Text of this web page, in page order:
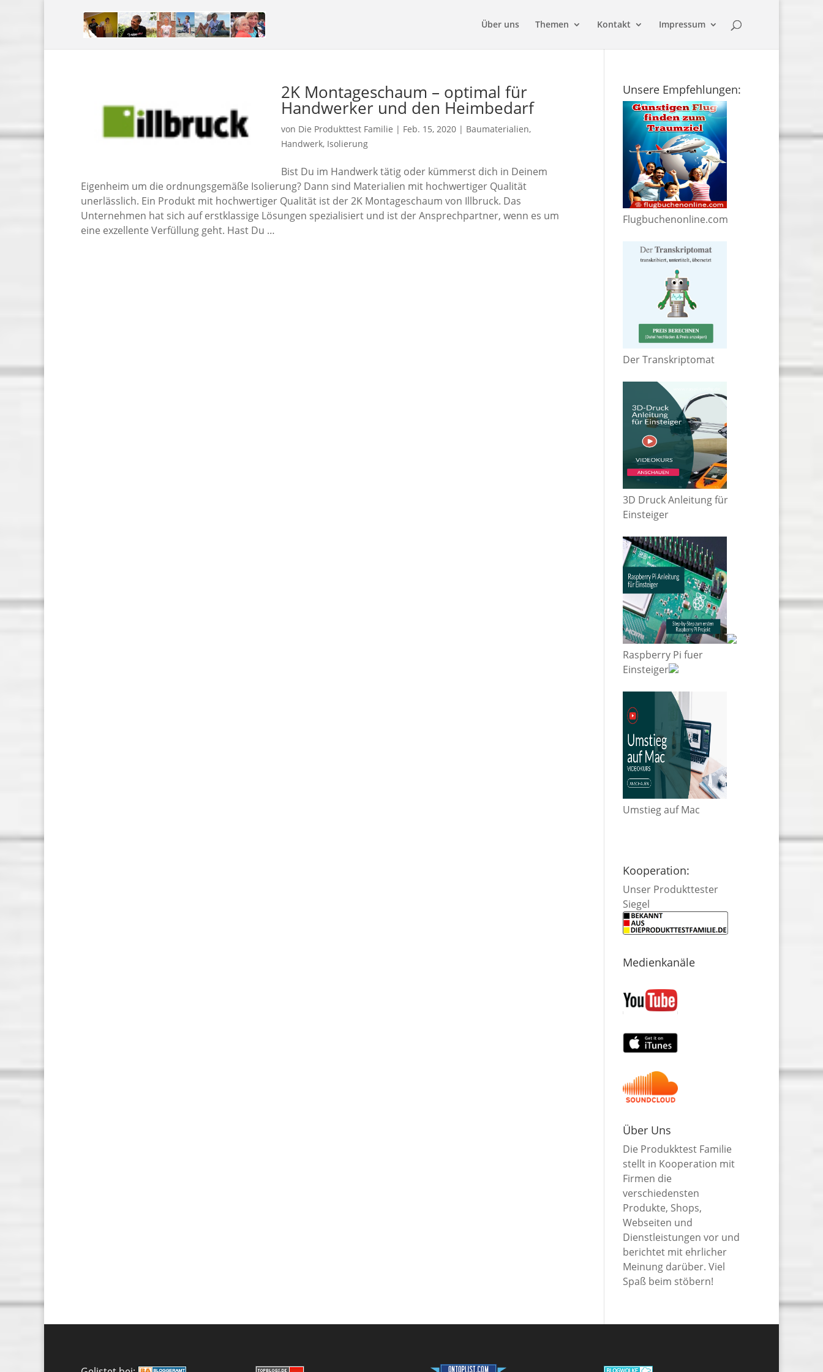
Über uns Themen Kontakt Impressum
2K Montageschaum – optimal für
Handwerker und den Heimbedarf
von Die Produkttest Familie | Feb. 15, 2020 | Baumaterialien,
Handwerk, Isolierung
Bist Du im Handwerk tätig oder kümmerst dich in Deinem
Eigenheim um die ordnungsgemäße Isolierung? Dann sind Materialien mit hochwertiger Qualität
unerlässlich. Ein Produkt mit hochwertiger Qualität ist der 2K Montageschaum von Illbruck. Das
Unternehmen hat sich auf erstklassige Lösungen spezialisiert und ist der Ansprechpartner, wenn es um
eine exzellente Verfüllung geht. Hast Du …
Unsere Empfehlungen:
Flugbuchenonline.com
Der Transkriptomat
3D Druck Anleitung für
Einsteiger
Raspberry Pi fuer
Einsteiger
Umstieg auf Mac
Kooperation:
Unser Produkttester
Siegel
Medienkanäle
Über Uns
Die Produkktest Familie
stellt in Kooperation mit
Firmen die
verschiedensten
Produkte, Shops,
Webseiten und
Dienstleistungen vor und
berichtet mit ehrlicher
Meinung darüber. Viel
Spaß beim stöbern!